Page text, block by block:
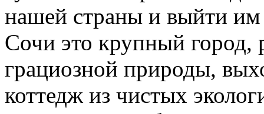
нашей страны и выйти
Сочи это крупный
грациозной природы,
коттедж из чистых